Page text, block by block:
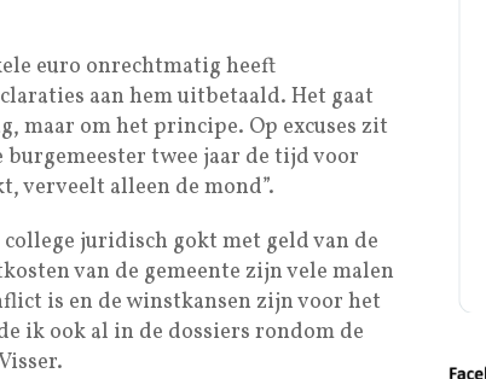
euro onrechtmatig heeft
aan hem uitbetaald. Het gaat
maar om het principe. Op excuses zit
twee jaar de tijd voor
verveelt alleen de mond”.
juridisch gokt met geld van de
van de gemeente zijn vele malen
is en de winstkansen zijn voor het
ik ook al in de dossiers rondom de